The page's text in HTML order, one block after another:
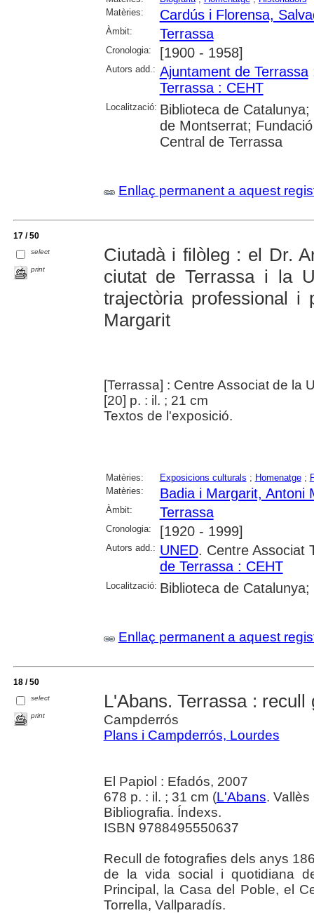
Matèries:
Cardús i Florensa,
Àmbit: Terrassa
Cronologia: [1900 - 1958]
Autors add.: Ajuntament de Terrassa
Terrassa : CEHT
Localització: Biblioteca de
de Montserrat;
Central de Terrassa
Enllaç permanent a aquest
17 / 50
select
print
Ciutadà i filòleg : el Dr.
ciutat de Terrassa i la
trajectòria professional i
Margarit
[Terrassa] : Centre Associat de la
[20] p. : il. ; 21 cm
Textos de l'exposició.
Matèries: Exposicions culturals ; Homenatge;
Matèries:
Badia i Margarit, Antoni
Àmbit: Terrassa
Cronologia: [1920 - 1999]
Autors add.: UNED. Centre Associat
de Terrassa : CEHT
Localització: Biblioteca de
Enllaç permanent a aquest
18 / 50
select
print
L'Abans. Terrassa : recull
Campderrós
Plans i Campderrós, Lourdes
El Papiol : Efadós, 2007
678 p. : il. ; 31 cm (L'Abans.
Bibliografia. Índexs.
ISBN 9788495550637
Recull de fotografies dels anys
de la vida social i quotidiana
Principal, la Casa del Poble, el
Torrella, Vallparadís.